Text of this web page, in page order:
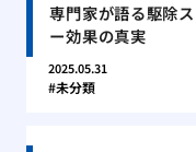
専門家が語る駆除
ー効果の真実
2025.05.31
未分類